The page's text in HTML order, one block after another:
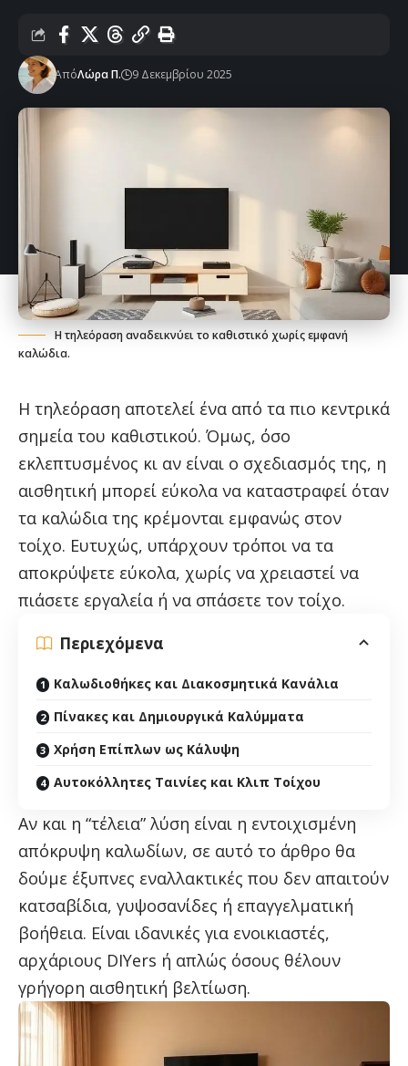
ΑπόΛώρα Π. 9 Δεκεμβρίου 2025
Η τηλεόραση αναδεικνύει το καθιστικό χωρίς εμφανή
καλώδια.
Η τηλεόραση αποτελεί ένα από τα πιο κεντρικά
σημεία του καθιστικού. Όμως, όσο
εκλεπτυσμένος κι αν είναι ο σχεδιασμός της, η
αισθητική μπορεί εύκολα να καταστραφεί όταν
τα καλώδια της κρέμονται εμφανώς στον
τοίχο. Ευτυχώς, υπάρχουν τρόποι να τα
αποκρύψετε εύκολα, χωρίς να χρειαστεί να
πιάσετε εργαλεία ή να σπάσετε τον τοίχο.
Περιεχόμενα
Καλωδιοθήκες και Διακοσμητικά Κανάλια
Πίνακες και Δημιουργικά Καλύμματα
Χρήση Επίπλων ως Κάλυψη
Αυτοκόλλητες Ταινίες και Κλιπ Τοίχου
Αν και η “τέλεια” λύση είναι η εντοιχισμένη
απόκρυψη καλωδίων, σε αυτό το άρθρο θα
δούμε έξυπνες εναλλακτικές που δεν απαιτούν
κατσαβίδια, γυψοσανίδες ή επαγγελματική
βοήθεια. Είναι ιδανικές για ενοικιαστές,
αρχάριους DIYers ή απλώς όσους θέλουν
γρήγορη αισθητική βελτίωση.